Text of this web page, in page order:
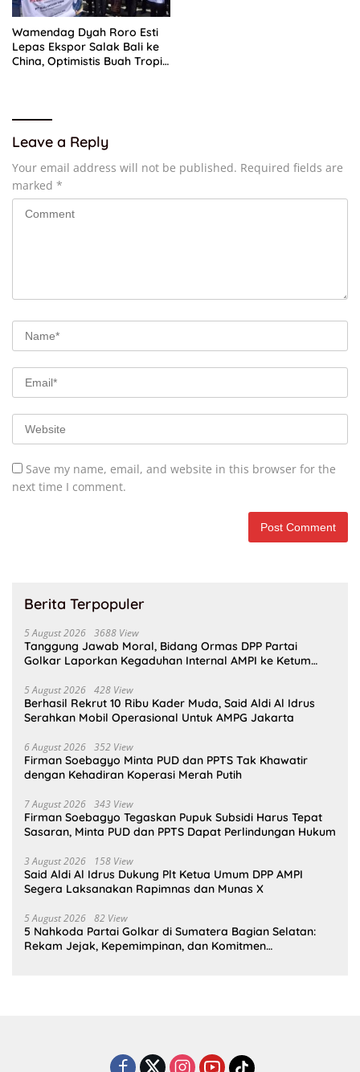
Wamendag Dyah Roro Esti
Lepas Ekspor Salak Bali ke
China, Optimistis Buah Tropis
Leave a Reply
Your email address will not be published. Required fields are
marked *
Save my name, email, and website in this browser for the
next time I comment.
Berita Terpopuler
5 August 2026 3688 View
Tanggung Jawab Moral, Bidang Ormas DPP Partai
Golkar Laporkan Kegaduhan Internal AMPI ke Ketum
5 August 2026 428 View
Berhasil Rekrut 10 Ribu Kader Muda, Said Aldi Al Idrus
Serahkan Mobil Operasional Untuk AMPG Jakarta
6 August 2026 352 View
Firman Soebagyo Minta PUD dan PPTS Tak Khawatir
dengan Kehadiran Koperasi Merah Putih
7 August 2026 343 View
Firman Soebagyo Tegaskan Pupuk Subsidi Harus Tepat
Sasaran, Minta PUD dan PPTS Dapat Perlindungan Hukum
3 August 2026 158 View
Said Aldi Al Idrus Dukung Plt Ketua Umum DPP AMPI
Segera Laksanakan Rapimnas dan Munas X
5 August 2026 82 View
5 Nahkoda Partai Golkar di Sumatera Bagian Selatan:
Rekam Jejak, Kepemimpinan, dan Komitmen